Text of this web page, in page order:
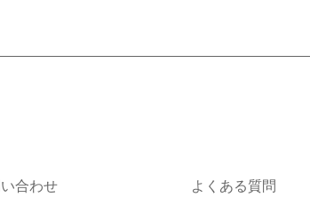
合わせ よくある質問